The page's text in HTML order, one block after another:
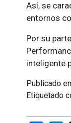
Así, se
entornos
Por su
inteligente
Publicado
Etiquetado